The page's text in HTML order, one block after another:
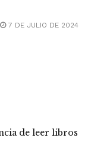
7 DE JULIO DE 2024
de leer libros